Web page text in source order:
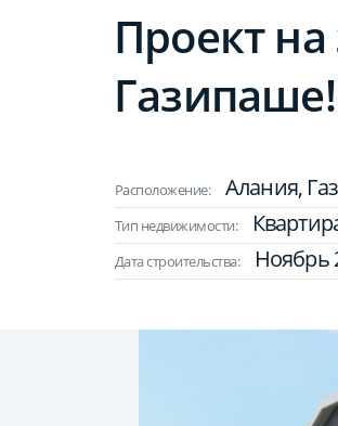
Проект на
Газипаше!
Расположение: Алания,
Тип недвижимости:
Дата строительства: Ноябрь